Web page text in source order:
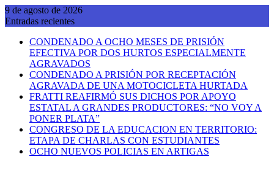
Saltar
al
9 de agosto de 2026
Entradas recientes
CONDENADO A OCHO MESES DE PRISIÓN
EFECTIVA POR DOS HURTOS ESPECIALMENTE
AGRAVADOS
CONDENADO A PRISIÓN POR RECEPTACIÓN
AGRAVADA DE UNA MOTOCICLETA HURTADA
FRATTI REAFIRMÓ SUS DICHOS POR APOYO
ESTATAL A GRANDES PRODUCTORES: “NO VOY A
PONER PLATA”
CONGRESO DE LA EDUCACION EN TERRITORIO:
ETAPA DE CHARLAS CON ESTUDIANTES
OCHO NUEVOS POLICIAS EN ARTIGAS